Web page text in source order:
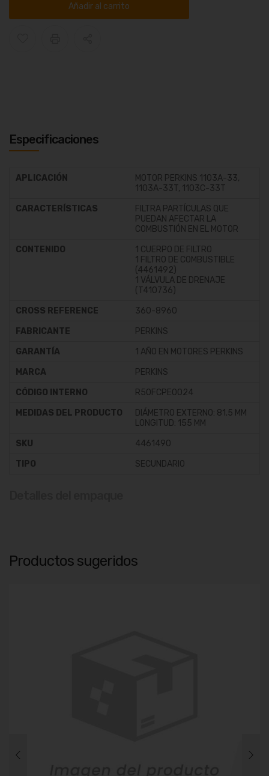
Añadir al carrito
Especificaciones
APLICACIÓN
MOTOR PERKINS 1103A-33,
1103A-33T, 1103C-33T
CARACTERÍSTICAS
FILTRA PARTÍCULAS QUE
PUEDAN AFECTAR LA
COMBUSTIÓN EN EL MOTOR
CONTENIDO
1 CUERPO DE FILTRO
1 FILTRO DE COMBUSTIBLE
(4461492)
1 VÁLVULA DE DRENAJE
(T410736)
CROSS REFERENCE
360-8960
FABRICANTE
PERKINS
GARANTÍA
1 AÑO EN MOTORES PERKINS
MARCA
PERKINS
CÓDIGO INTERNO
R50FCPE0024
MEDIDAS DEL PRODUCTO
DIÁMETRO EXTERNO: 81.5 MM
LONGITUD: 155 MM
SKU
4461490
TIPO
SECUNDARIO
Productos sugeridos